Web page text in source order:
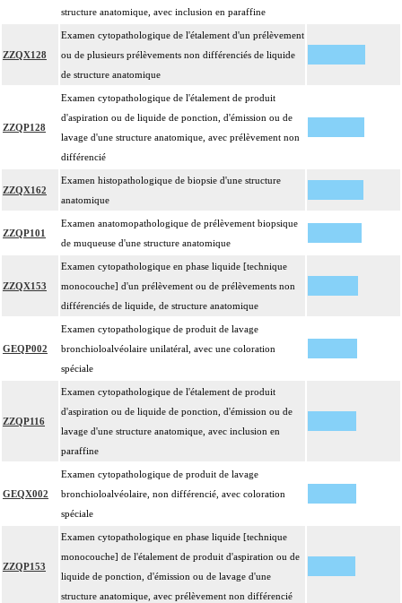
structure anatomique, avec inclusion en paraffine
ZZQX128
Examen cytopathologique de l'étalement d'un prélèvement
ou de plusieurs prélèvements non différenciés de liquide
de structure anatomique
ZZQP128
Examen cytopathologique de l'étalement de produit
d'aspiration ou de liquide de ponction, d'émission ou de
lavage d'une structure anatomique, avec prélèvement non
différencié
ZZQX162
Examen histopathologique de biopsie d'une structure
anatomique
ZZQP101
Examen anatomopathologique de prélèvement biopsique
de muqueuse d'une structure anatomique
ZZQX153
Examen cytopathologique en phase liquide [technique
monocouche] d'un prélèvement ou de prélèvements non
différenciés de liquide, de structure anatomique
GEQP002
Examen cytopathologique de produit de lavage
bronchioloalvéolaire unilatéral, avec une coloration
spéciale
ZZQP116
Examen cytopathologique de l'étalement de produit
d'aspiration ou de liquide de ponction, d'émission ou de
lavage d'une structure anatomique, avec inclusion en
paraffine
GEQX002
Examen cytopathologique de produit de lavage
bronchioloalvéolaire, non différencié, avec coloration
spéciale
ZZQP153
Examen cytopathologique en phase liquide [technique
monocouche] de l'étalement de produit d'aspiration ou de
liquide de ponction, d'émission ou de lavage d'une
structure anatomique, avec prélèvement non différencié